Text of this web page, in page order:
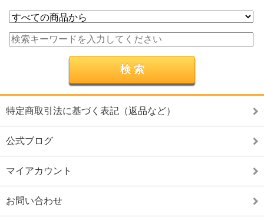
特定商取引法に基づく表記（返品など）
公式ブログ
マイアカウント
お問い合わせ